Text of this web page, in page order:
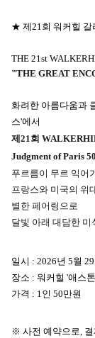
★ 제21회 워커힐 갈
THE 21st
"THE GREAT
화려한 아름다움과
스'에서
제21회
Judgment of Paris
푸르름이 무르 익어
프랑스와 미국의 위
별한 페어링으로
달빛 아래 대담한
일시 : 2026년 5월
장소 : 워커힐 '애스
가격 : 1인 50만원
※ 사전 예약으로,